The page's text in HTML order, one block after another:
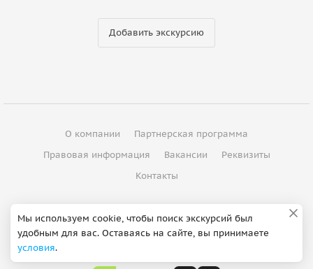
Добавить экскурсию
О компании
Партнерская программа
Правовая информация
Вакансии
Реквизиты
Контакты
© 2012 - 2026 ООО "Спутник"
Сделано в Петербурге
Мы используем cookie, чтобы поиск экскурсий был
удобным для вас. Оставаясь на сайте, вы принимаете
условия.